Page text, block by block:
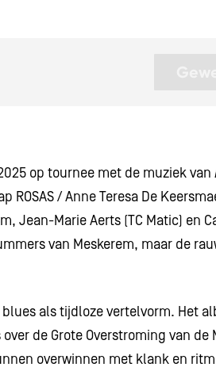
op tournee met de muziek van
/ Anne Teresa De
Jean-Marie Aerts (TC Matic) en
van Meskerem, maar de
als tijdloze vertelvorm. Het
de Grote Overstroming van de
overwinnen met klank en